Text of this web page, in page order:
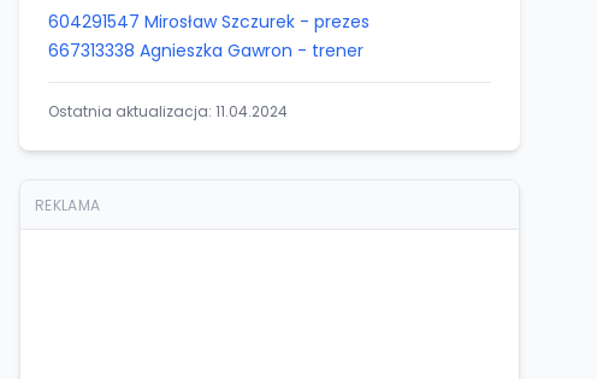
604291547 Mirosław Szczurek - prezes
667313338 Agnieszka Gawron - trener
Ostatnia aktualizacja: 11.04.2024
REKLAMA